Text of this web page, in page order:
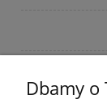
Dbamy